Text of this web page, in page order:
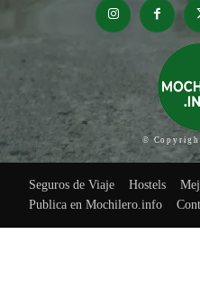
©
Seguros de Viaje Hostels
Publica en Mochilero.info